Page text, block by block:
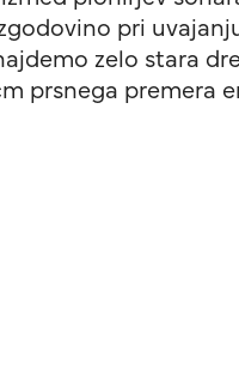
pri
zelo stara
prsnega premera